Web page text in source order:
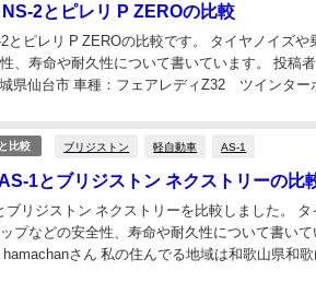
2とピレリ P ZEROの比較
とピレリ P ZEROの比較です。 タイヤノイズや
、寿命や耐久性について書いています。 投稿
県仙台市 車種：フェアレディZ32 ツインタ
比較 ブリジストン 軽自動車 AS-1
1とブリジストン ネクストリーの比
ブリジストン ネクストリーを比較しました。
プなどの安全性、寿命や耐久性について書い
さん 私の住んでる地域は和歌山県和歌